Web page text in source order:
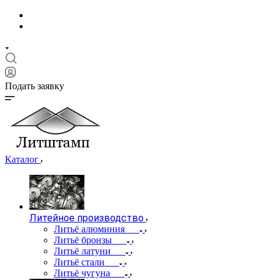
Подать заявку
Каталог
Литейное производство
Литьё алюминия
Литьё бронзы
Литьё латуни
Литьё стали
Литьё чугуна